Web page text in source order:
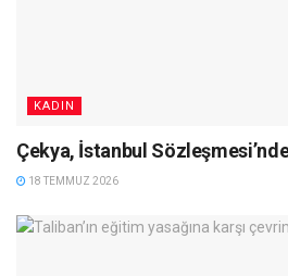
KADIN
Çekya, İstanbul
18 TEMMUZ 2026